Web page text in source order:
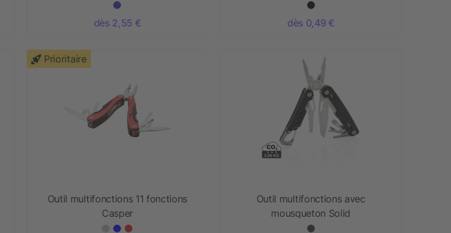
dès 2,55 € dès 0,49 €
Prioritaire
Outil multifonctions 11 fonctions
Casper
Outil multifonctions avec
mousqueton Solid